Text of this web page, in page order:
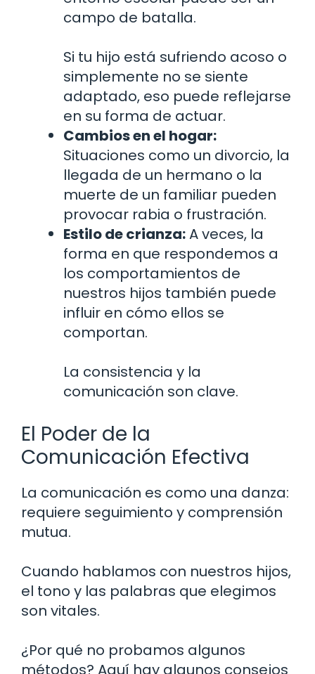
campo de batalla.
Si tu hijo está sufriendo acoso o
simplemente no se siente
adaptado, eso puede reflejarse
en su forma de actuar.
Cambios en el hogar:
Situaciones como un divorcio, la
llegada de un hermano o la
muerte de un familiar pueden
provocar rabia o frustración.
Estilo de crianza:A veces, la
forma en que respondemos a
los comportamientos de
nuestros hijos también puede
influir en cómo ellos se
comportan.
La consistencia y la
comunicación son clave.
El Poder de la
Comunicación Efectiva
La comunicación es como una danza:
requiere seguimiento y comprensión
mutua.
Cuando hablamos con nuestros hijos,
el tono y las palabras que elegimos
son vitales.
¿Por qué no probamos algunos
métodos? Aquí hay algunos consejos